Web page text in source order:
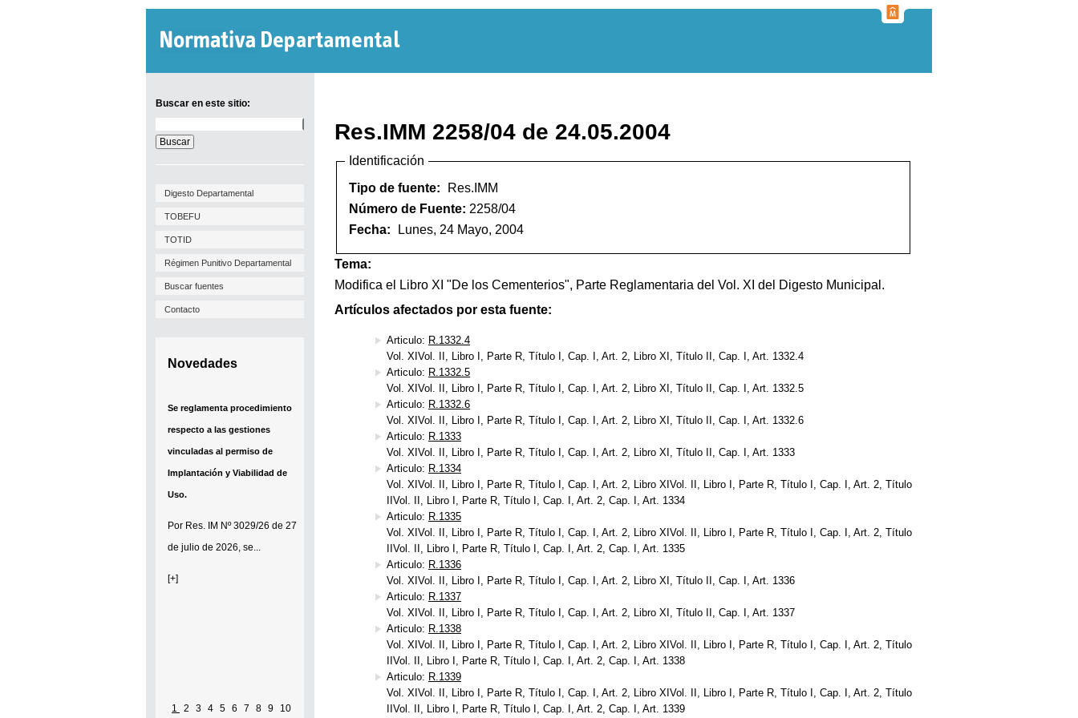
Buscar en este sitio:
en
este
sitio:
Digesto Departamental
TOBEFU
TOTID
Régimen Punitivo Departamental
Buscar fuentes
Contacto
Novedades
Se reglamenta procedimiento
respecto a las gestiones
vinculadas al permiso de
Implantación y Viabilidad de
Uso.
Por Res. IM Nº 3029/26 de 27
de julio de 2026, se...
[+]
1 2 3 4 5 6 7 8 9 10
Res.IMM 2258/04 de 24.05.2004
Identificación
Tipo de fuente:
Res.IMM
Número de Fuente: 2258/04
Fecha:
Lunes, 24 Mayo, 2004
Tema:
Modifica el Libro XI "De los Cementerios", Parte Reglamentaria del Vol. XI del Digesto Municipal.
Artículos afectados por esta fuente:
Articulo: R.1332.4
Vol. XIVol. II, Libro I, Parte R, Título I, Cap. I, Art. 2, Libro XI, Título II, Cap. I, Art. 1332.4
Articulo: R.1332.5
Vol. XIVol. II, Libro I, Parte R, Título I, Cap. I, Art. 2, Libro XI, Título II, Cap. I, Art. 1332.5
Articulo: R.1332.6
Vol. XIVol. II, Libro I, Parte R, Título I, Cap. I, Art. 2, Libro XI, Título II, Cap. I, Art. 1332.6
Articulo: R.1333
Vol. XIVol. II, Libro I, Parte R, Título I, Cap. I, Art. 2, Libro XI, Título II, Cap. I, Art. 1333
Articulo: R.1334
Vol. XIVol. II, Libro I, Parte R, Título I, Cap. I, Art. 2, Libro XIVol. II, Libro I, Parte R, Título I, Cap. I, Art. 2, Título
IIVol. II, Libro I, Parte R, Título I, Cap. I, Art. 2, Cap. I, Art. 1334
Articulo: R.1335
Vol. XIVol. II, Libro I, Parte R, Título I, Cap. I, Art. 2, Libro XIVol. II, Libro I, Parte R, Título I, Cap. I, Art. 2, Título
IIVol. II, Libro I, Parte R, Título I, Cap. I, Art. 2, Cap. I, Art. 1335
Articulo: R.1336
Vol. XIVol. II, Libro I, Parte R, Título I, Cap. I, Art. 2, Libro XI, Título II, Cap. I, Art. 1336
Articulo: R.1337
Vol. XIVol. II, Libro I, Parte R, Título I, Cap. I, Art. 2, Libro XI, Título II, Cap. I, Art. 1337
Articulo: R.1338
Vol. XIVol. II, Libro I, Parte R, Título I, Cap. I, Art. 2, Libro XIVol. II, Libro I, Parte R, Título I, Cap. I, Art. 2, Título
IIVol. II, Libro I, Parte R, Título I, Cap. I, Art. 2, Cap. I, Art. 1338
Articulo: R.1339
Vol. XIVol. II, Libro I, Parte R, Título I, Cap. I, Art. 2, Libro XIVol. II, Libro I, Parte R, Título I, Cap. I, Art. 2, Título
IIVol. II, Libro I, Parte R, Título I, Cap. I, Art. 2, Cap. I, Art. 1339